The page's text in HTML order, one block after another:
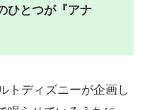
ひとつが『アナ
トディズニーが企画し